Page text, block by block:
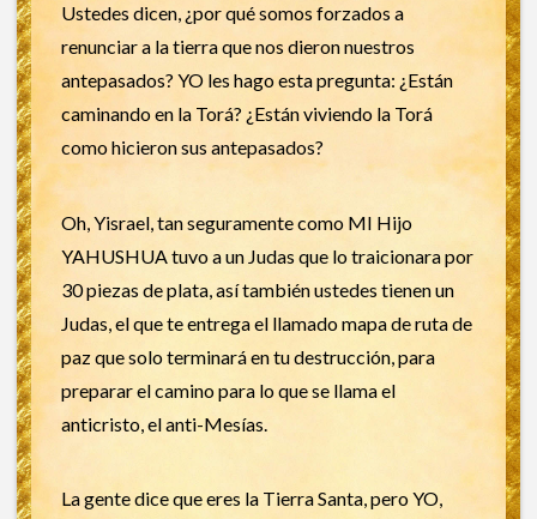
Ustedes dicen, ¿por qué somos forzados a
renunciar a la tierra que nos dieron nuestros
antepasados? YO les hago esta pregunta: ¿Están
caminando en la Torá? ¿Están viviendo la Torá
como hicieron sus antepasados?
Oh, Yisrael, tan seguramente como MI Hijo
YAHUSHUA tuvo a un Judas que lo traicionara por
30 piezas de plata, así también ustedes tienen un
Judas, el que te entrega el llamado mapa de ruta de
paz que solo terminará en tu destrucción, para
preparar el camino para lo que se llama el
anticristo, el anti-Mesías.
La gente dice que eres la Tierra Santa, pero YO,